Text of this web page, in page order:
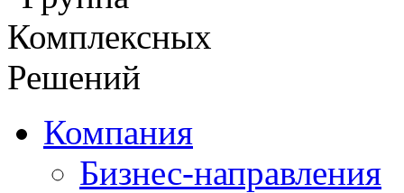
Компания
Бизнес-направления